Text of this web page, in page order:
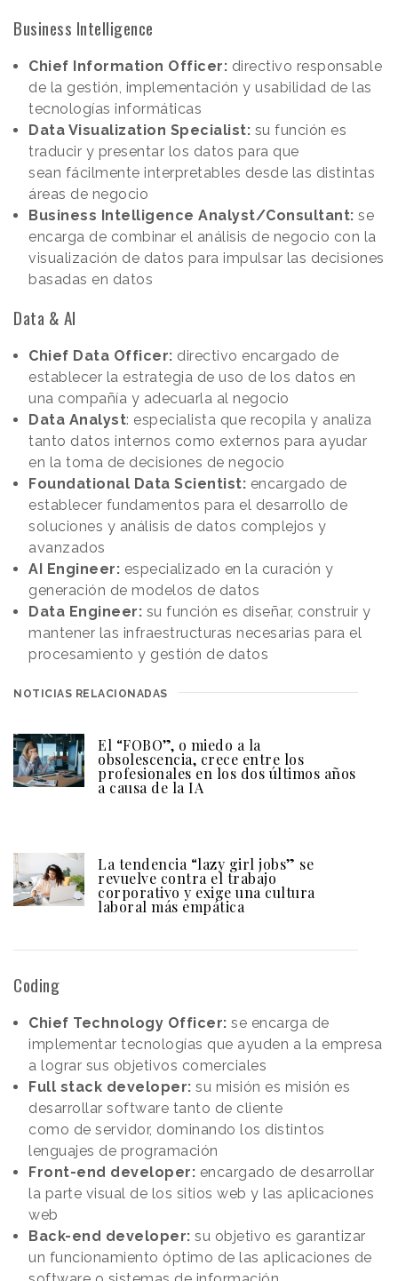
Business Intelligence
Chief Information Officer: directivo responsable
de la gestión, implementación y usabilidad de las
tecnologías informáticas
Data Visualization Specialist: su función es
traducir y presentar los datos para que
sean fácilmente interpretables desde las distintas
áreas de negocio
Business Intelligence Analyst/Consultant: se
encarga de combinar el análisis de negocio con la
visualización de datos para impulsar las decisiones
basadas en datos
Data & AI
Chief Data Officer: directivo encargado de
establecer la estrategia de uso de los datos en
una compañía y adecuarla al negocio
Data Analyst: especialista que recopila y analiza
tanto datos internos como externos para ayudar
en la toma de decisiones de negocio
Foundational Data Scientist: encargado de
establecer fundamentos para el desarrollo de
soluciones y análisis de datos complejos y
avanzados
AI Engineer: especializado en la curación y
generación de modelos de datos
Data Engineer: su función es diseñar, construir y
mantener las infraestructuras necesarias para el
procesamiento y gestión de datos
NOTICIAS RELACIONADAS
El “FOBO”, o miedo a la
obsolescencia, crece entre los
profesionales en los dos últimos años
a causa de la IA
La tendencia “lazy girl jobs” se
revuelve contra el trabajo
corporativo y exige una cultura
laboral más empática
Coding
Chief Technology Officer: se encarga de
implementar tecnologías que ayuden a la empresa
a lograr sus objetivos comerciales
Full stack developer: su misión es misión es
desarrollar software tanto de cliente
como de servidor, dominando los distintos
lenguajes de programación
Front-end developer: encargado de desarrollar
la parte visual de los sitios web y las aplicaciones
web
Back-end developer: su objetivo es garantizar
un funcionamiento óptimo de las aplicaciones de